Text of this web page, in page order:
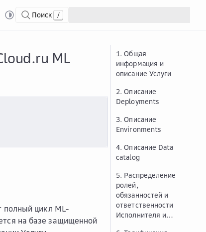
Поиск /
ML
полный цикл ML-
на базе защищенной
1. Общая
информация и
описание Услуги
2. Описание
Deployments
3. Описание
Environments
4. Описание Data
catalog
5. Распределение
ролей,
обязанностей и
ответственности
Исполнителя и